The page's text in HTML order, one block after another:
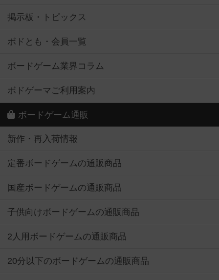
掲示板・トピックス
ボドとも・会員一覧
ボードゲーム業界コラム
ボドゲーマご利用案内
ボードゲーム通販
新作・再入荷情報
定番ボードゲームの通販商品
国産ボードゲームの通販商品
子供向けボードゲームの通販商品
2人用ボードゲームの通販商品
20分以下のボードゲームの通販商品